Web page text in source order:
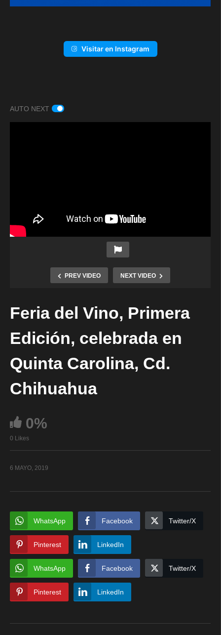
Visitar en Instagram
AUTO NEXT
PREV VIDEO NEXT VIDEO
Feria del Vino, Primera
Edición, celebrada en
Quinta Carolina, Cd.
Chihuahua
0%
0 Likes
6 MAYO, 2019
WhatsApp Facebook Twitter/X
Pinterest LinkedIn
WhatsApp Facebook Twitter/X
Pinterest LinkedIn